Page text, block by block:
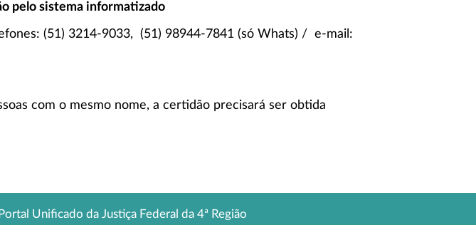
pelo sistema informatizado
(51) 3214-9033, (51) 98944-7841 (só Whats) / e-mail:
com o mesmo nome, a certidão precisará ser obtida
Portal Unificado da Justiça Federal da 4ª Região